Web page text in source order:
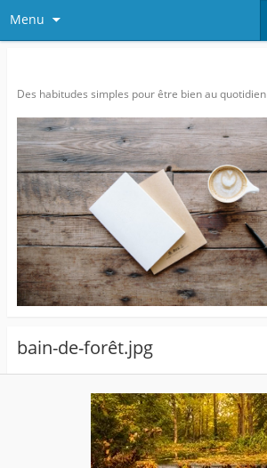
Menu
Des habitudes simples pour être bien au quotidien
bain-de-forêt.jpg